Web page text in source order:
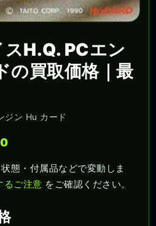
H.Q. PCエン
の買取価格｜最
ジン Hu カード
態・付属品などで変動しま
るご注意 をご確認ください。